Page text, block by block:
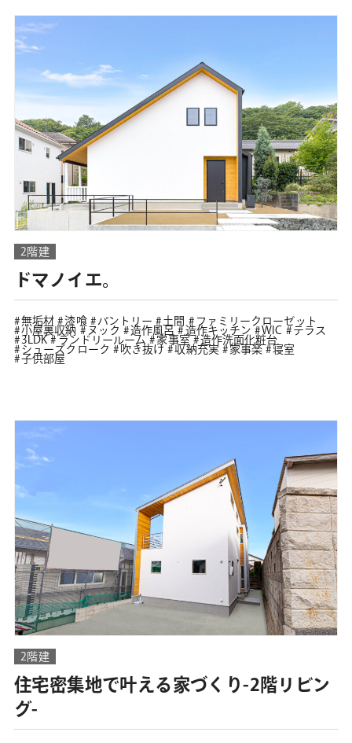
2階建
ドマノイエ。
無垢材 漆喰 パントリー 土間
ファミリークローゼット
小屋裏収納
ヌック 造作風呂 造作キッチン WIC
テラス
3LDK
ランドリールーム 家事室
造作洗面化粧台
シューズクローク
吹き抜け 収納充実 家事楽
寝室
子供部屋
2階建
住宅密集地で叶える家づくり-2階リビン
グ-